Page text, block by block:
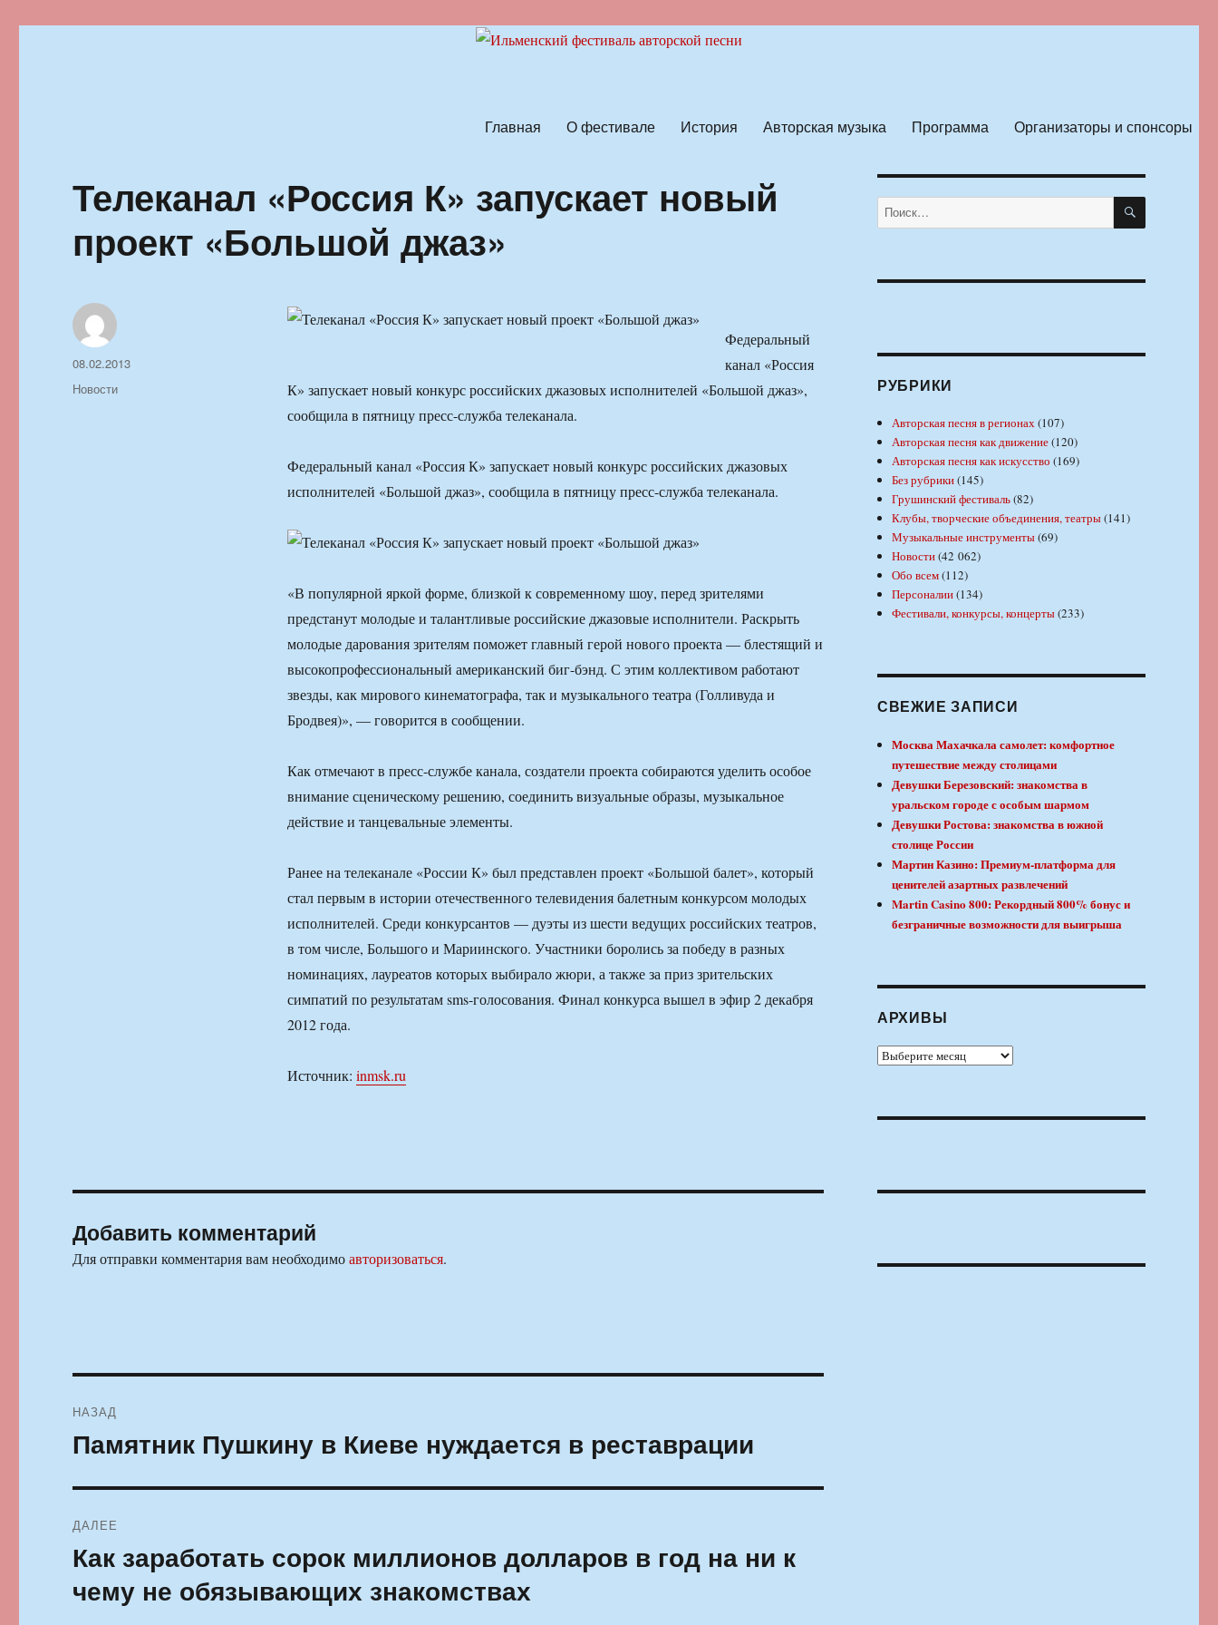
Главная О фестивале История Авторская музыка Программа Организаторы и спонсоры
Телеканал «Россия К» запускает новый
проект «Большой джаз»
Федеральный
канал «Россия
К» запускает новый конкурс российских джазовых исполнителей «Большой джаз»,
сообщила в пятницу пресс-служба телеканала.
Федеральный канал «Россия К» запускает новый конкурс российских джазовых
исполнителей «Большой джаз», сообщила в пятницу пресс-служба телеканала.
«В популярной яркой форме, близкой к современному шоу, перед зрителями
предстанут молодые и талантливые российские джазовые исполнители. Раскрыть
молодые дарования зрителям поможет главный герой нового проекта — блестящий и
высокопрофессиональный американский биг-бэнд. С этим коллективом работают
звезды, как мирового кинематографа, так и музыкального театра (Голливуда и
Бродвея)», — говорится в сообщении.
Как отмечают в пресс-службе канала, создатели проекта собираются уделить особое
внимание сценическому решению, соединить визуальные образы, музыкальное
действие и танцевальные элементы.
Ранее на телеканале «России К» был представлен проект «Большой балет», который
стал первым в истории отечественного телевидения балетным конкурсом молодых
исполнителей. Среди конкурсантов — дуэты из шести ведущих российских театров,
в том числе, Большого и Мариинского. Участники боролись за победу в разных
номинациях, лауреатов которых выбирало жюри, а также за приз зрительских
симпатий по результатам sms-голосования. Финал конкурса вышел в эфир 2 декабря
2012 года.
Источник: inmsk.ru
Автор
Опубликовано
08.02.2013
Рубрики
Новости
Добавить комментарий
Для отправки комментария вам необходимоавторизоваться.
по
НАЗАД
Предыдущая
Памятник Пушкину в Киеве нуждается в реставрации
ДАЛЕЕ
Следующая
Как заработать сорок миллионов долларов в год на ни к
чему не обязывающих знакомствах
Искать: ПОИСК
РУБРИКИ
Авторская песня в регионах(107)
Авторская песня как движение(120)
Авторская песня как искусство (169)
Без рубрики(145)
Грушинский фестиваль(82)
Клубы, творческие объединения, театры(141)
Музыкальные инструменты(69)
Новости(42 062)
Обо всем(112)
Персоналии(134)
Фестивали, конкурсы, концерты(233)
СВЕЖИЕ ЗАПИСИ
Москва Махачкала самолет: комфортное
путешествие между столицами
Девушки Березовский: знакомства в
уральском городе с особым шармом
Девушки Ростова: знакомства в южной
столице России
Мартин Казино: Премиум-платформа для
ценителей азартных развлечений
Martin Casino 800: Рекордный 800% бонус и
безграничные возможности для выигрыша
АРХИВЫ
Архивы